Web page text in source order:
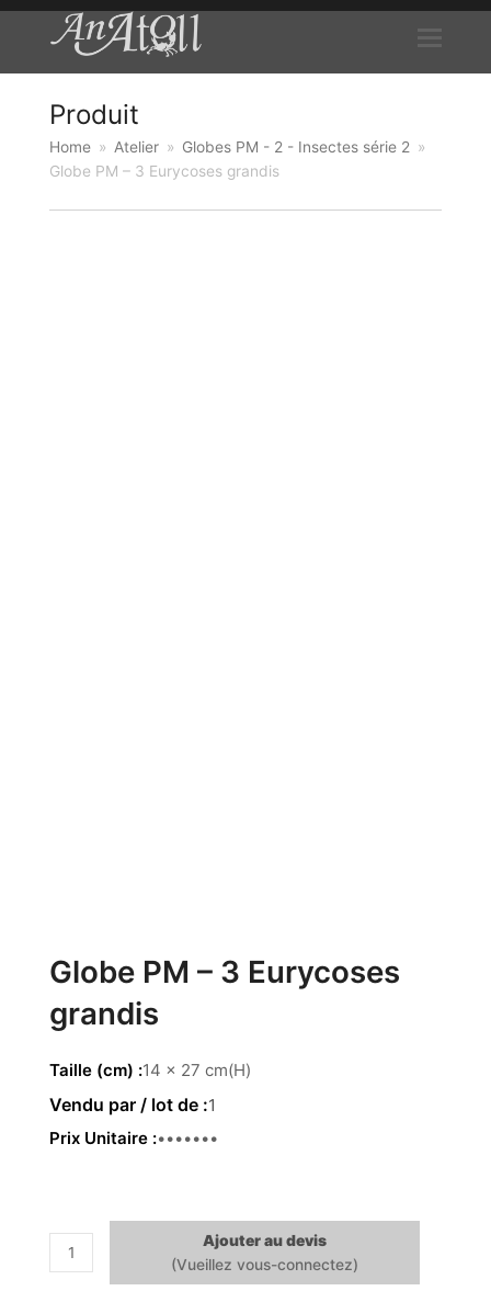
Produit
Home » Atelier » Globes PM - 2 - Insectes série 2 »
Globe PM – 3 Eurycoses grandis
Globe PM – 3 Eurycoses
grandis
Taille (cm) 14 x 27 cm(H)
1
Prix Unitaire 44.00 €
quantité
de
Ajouter au devis